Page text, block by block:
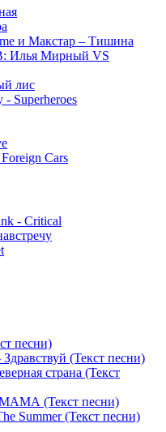
и Макстар – Тишина
Илья Мирный VS
лис
Superheroes
Cars
- Critical
песни)
(Текст песни)
страна (Текст
(Текст песни)
Summer (Текст песни)